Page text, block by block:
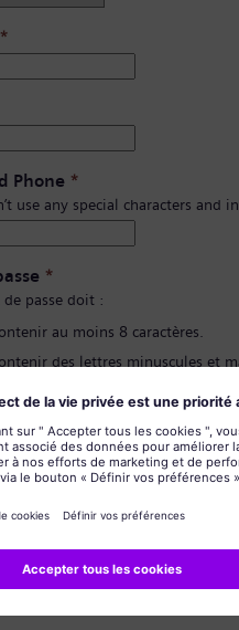
*
Phone *
use any special characters and
*
passe doit :
au moins 8 caractères.
des lettres minuscules et
de confidentialité des